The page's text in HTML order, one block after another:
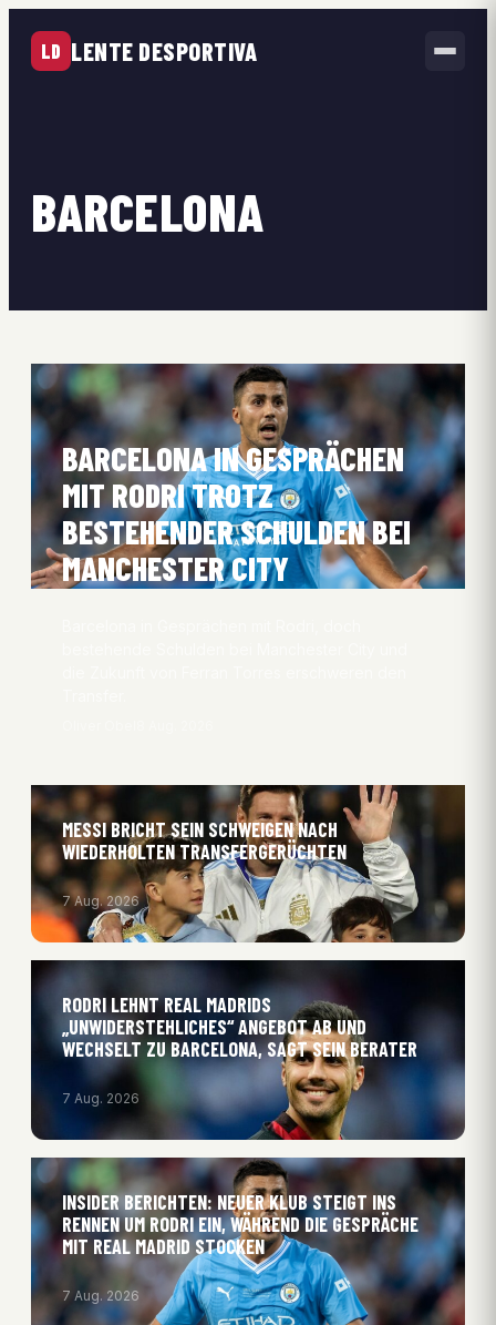
LD LENTE DESPORTIVA
BARCELONA
BARCELONA IN GESPRÄCHEN
MIT RODRI TROTZ
BESTEHENDER SCHULDEN BEI
MANCHESTER CITY
MESSI BRICHT SEIN SCHWEIGEN NACH
WIEDERHOLTEN TRANSFERGERÜCHTEN
7 Aug. 2026
RODRI LEHNT REAL MADRIDS
„UNWIDERSTEHLICHES“ ANGEBOT AB UND
WECHSELT ZU BARCELONA, SAGT SEIN BERATER
7 Aug. 2026
INSIDER BERICHTEN: NEUER KLUB STEIGT INS
RENNEN UM RODRI EIN, WÄHREND DIE GESPRÄCHE
MIT REAL MADRID STOCKEN
7 Aug. 2026